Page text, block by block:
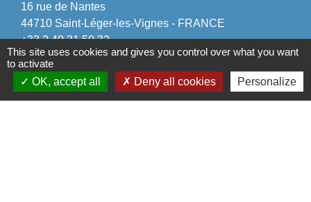
16 rue de Nantes
44710 Saint-Léger-les-Vignes - FRANCE
+33 2 40 31 50 32
This site uses cookies and gives you control over what you want
to activate
OK, accept all
Deny all cookies Personalize